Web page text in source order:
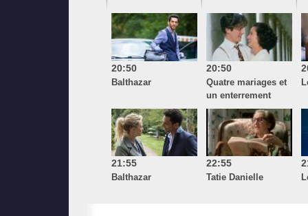
20:50
Balthazar
20:50
Quatre mariages et
un enterrement
21:55
Balthazar
22:55
Tatie Danielle